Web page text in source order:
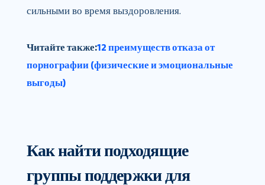
сильными во время выздоровления.
Читайте также:12 преимуществ отказа от
порнографии (физические и эмоциональные
выгоды)
Как найти подходящие
группы поддержки для